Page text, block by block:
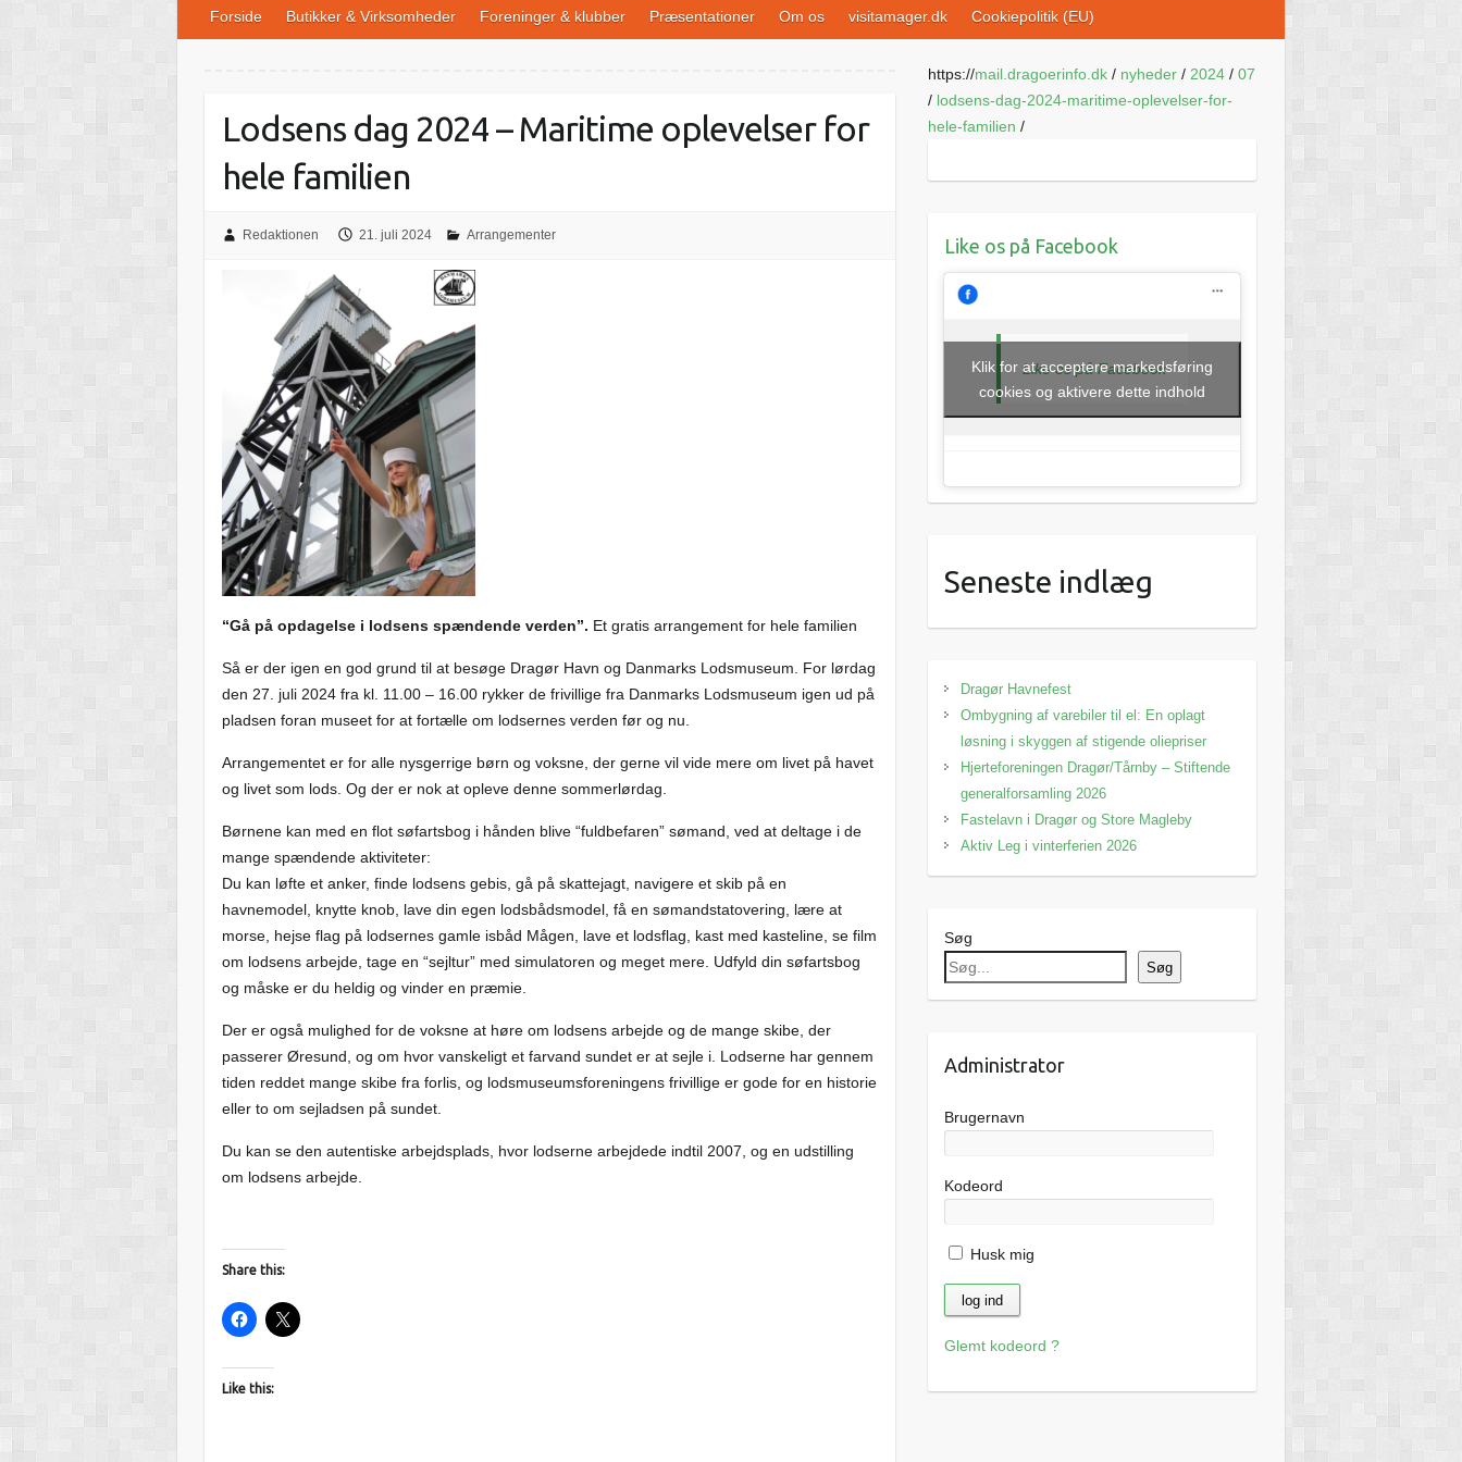
Forside Butikker & Virksomheder Foreninger & klubber Præsentationer Om os visitamager.dk Cookiepolitik (EU)
Lodsens dag 2024 – Maritime oplevelser for
hele familien
Redaktionen 21. juli 2024 Arrangementer
“Gå på opdagelse i lodsens spændende verden”. Et gratis arrangement for hele familien
Så er der igen en god grund til at besøge Dragør Havn og Danmarks Lodsmuseum. For lørdag
den 27. juli 2024 fra kl. 11.00 – 16.00 rykker de frivillige fra Danmarks Lodsmuseum igen ud på
pladsen foran museet for at fortælle om lodsernes verden før og nu.
Arrangementet er for alle nysgerrige børn og voksne, der gerne vil vide mere om livet på havet
og livet som lods. Og der er nok at opleve denne sommerlørdag.
Børnene kan med en flot søfartsbog i hånden blive “fuldbefaren” sømand, ved at deltage i de
mange spændende aktiviteter:
Du kan løfte et anker, finde lodsens gebis, gå på skattejagt, navigere et skib på en
havnemodel, knytte knob, lave din egen lodsbådsmodel, få en sømandstatovering, lære at
morse, hejse flag på lodsernes gamle isbåd Mågen, lave et lodsflag, kast med kasteline, se film
om lodsens arbejde, tage en “sejltur” med simulatoren og meget mere. Udfyld din søfartsbog
og måske er du heldig og vinder en præmie.
Der er også mulighed for de voksne at høre om lodsens arbejde og de mange skibe, der
passerer Øresund, og om hvor vanskeligt et farvand sundet er at sejle i. Lodserne har gennem
tiden reddet mange skibe fra forlis, og lodsmuseumsforeningens frivillige er gode for en historie
eller to om sejladsen på sundet.
Du kan se den autentiske arbejdsplads, hvor lodserne arbejdede indtil 2007, og en udstilling
om lodsens arbejde.
Share this:
Like this:
https://mail.dragoerinfo.dk/ nyheder/ 2024/ 07
/ lodsens-dag-2024-maritime-oplevelser-for-
hele-familien /
Like os på Facebook
Like os på Facebook
Klik for at acceptere markedsføring
cookies og aktivere dette indhold
Seneste indlæg
Dragør Havnefest
Ombygning af varebiler til el: En oplagt
løsning i skyggen af stigende oliepriser
Hjerteforeningen Dragør/Tårnby – Stiftende
generalforsamling 2026
Fastelavn i Dragør og Store Magleby
Aktiv Leg i vinterferien 2026
Søg
Søg
Administrator
Brugernavn
Kodeord
Husk mig
Glemt kodeord ?